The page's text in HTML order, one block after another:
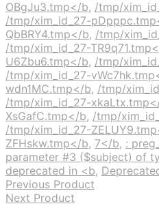
OBgJu3.tmp</b, /tmp/
/tmp/xim_id_27-
QbBRY4.tmp</b, /tmp/
/tmp/xim_id_27-
U6Zbu6.tmp</b, /tmp/
/tmp/xim_id_27-
wdn1MC.tmp</b, /tmp/
/tmp/xim_id_27-
XsGafC.tmp</b, /tmp/
/tmp/xim_id_27-
ZFHskw.tmp</b, 7</b, :
parameter #3 ($subject) of
deprecated in <b,
Previous Product
Next Product